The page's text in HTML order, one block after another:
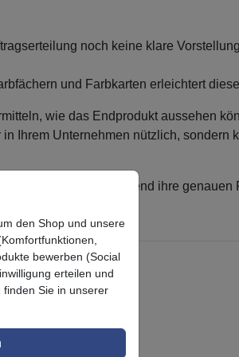
noch keine klare
und Farbkarten erleichtert
wie das Endprodukt aussehen
Ihrem Unternehmen nützlich, sondern
und Ihnen anschließend ihre
den Shop und unsere
bewerben (Social
erteilen und
Sie in unserer